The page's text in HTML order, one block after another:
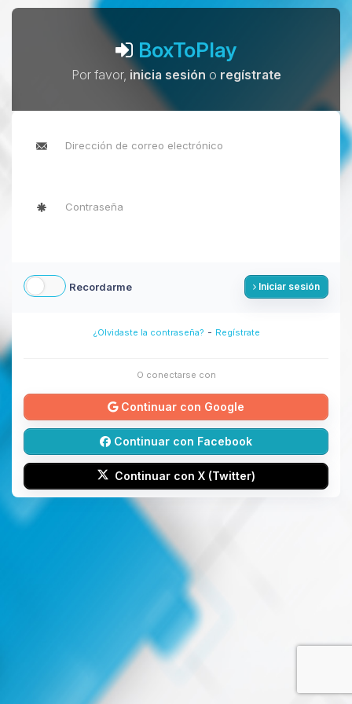
BoxToPlay
Por favor, inicia sesión o regístrate
Recordarme Iniciar sesión
¿Olvidaste la contraseña? - Regístrate
O conectarse con
Continuar con Google
Continuar con Facebook
Continuar con X (Twitter)